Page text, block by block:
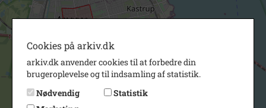
Cookies på arkiv.dk
arkiv.dk anvender cookies til at forbedre din
brugeroplevelse og til indsamling af statistik.
Nødvendig
Statistik